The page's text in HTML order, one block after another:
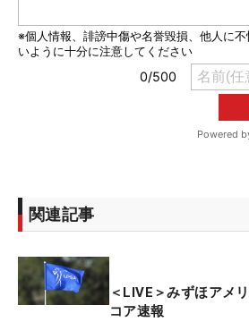
関連記事
＜LIVE＞みずほアメ
コア速報